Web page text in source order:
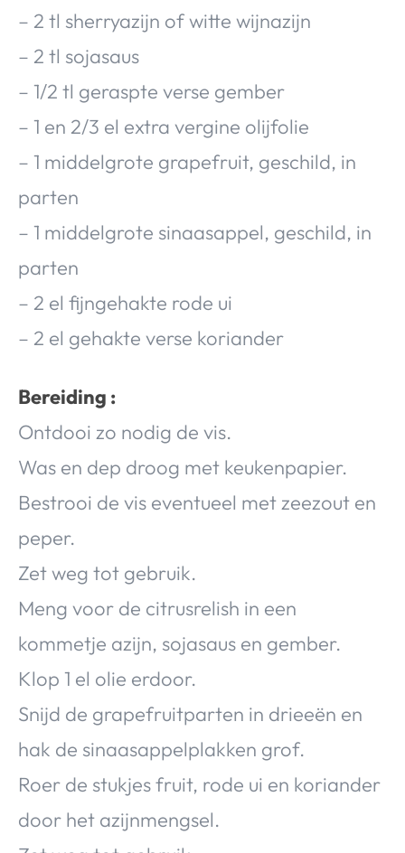
– 2 tl sherryazijn of witte wijnazijn
– 2 tl sojasaus
– 1/2 tl geraspte verse gember
– 1 en 2/3 el extra vergine olijfolie
– 1 middelgrote grapefruit, geschild, in
parten
– 1 middelgrote sinaasappel, geschild, in
parten
– 2 el fijngehakte rode ui
– 2 el gehakte verse koriander
Bereiding :
Ontdooi zo nodig de vis.
Was en dep droog met keukenpapier.
Bestrooi de vis eventueel met zeezout en
peper.
Zet weg tot gebruik.
Meng voor de citrusrelish in een
kommetje azijn, sojasaus en gember.
Klop 1 el olie erdoor.
Snijd de grapefruitparten in drieeën en
hak de sinaasappelplakken grof.
Roer de stukjes fruit, rode ui en koriander
door het azijnmengsel.